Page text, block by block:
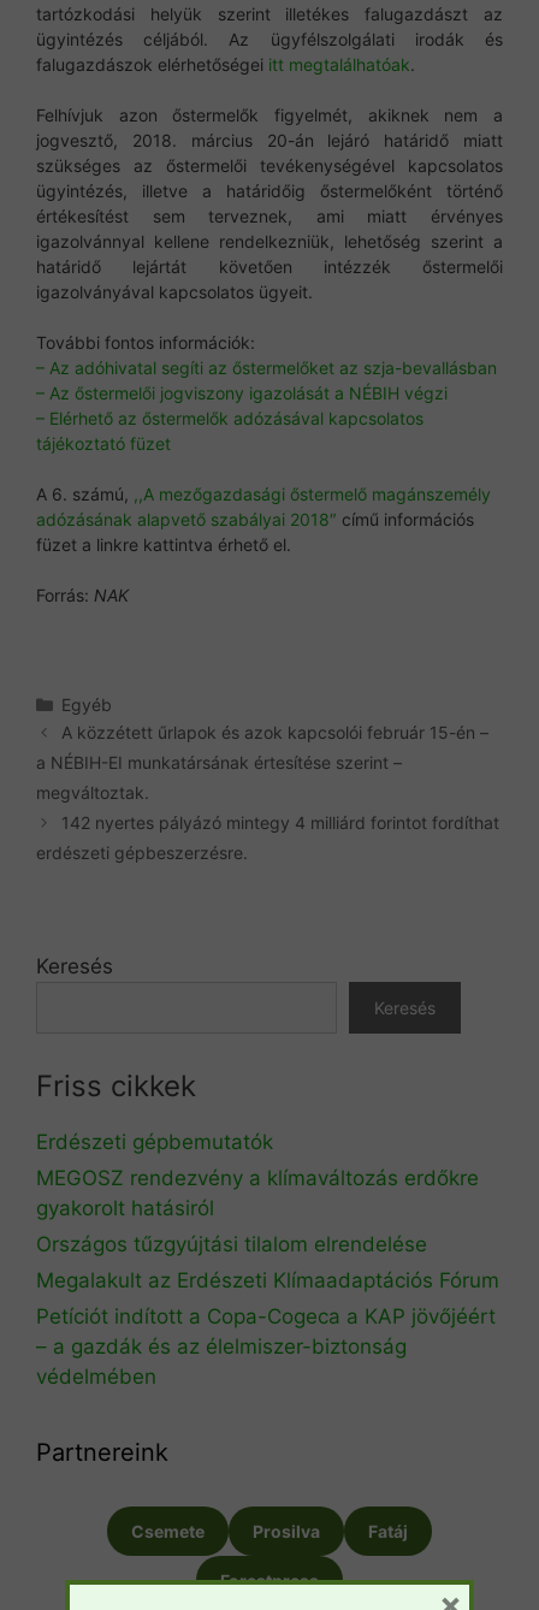
tartózkodási helyük szerint illetékes falugazdászt az
ügyintézés céljából. Az ügyfélszolgálati irodák és
falugazdászok elérhetőségei itt megtalálhatóak.
Felhívjuk azon őstermelők figyelmét, akiknek nem a
jogvesztő, 2018. március 20-án lejáró határidő miatt
szükséges az őstermelői tevékenységével kapcsolatos
ügyintézés, illetve a határidőig őstermelőként történő
értékesítést sem terveznek, ami miatt érvényes
igazolvánnyal kellene rendelkezniük, lehetőség szerint a
határidő lejártát követően intézzék őstermelői
igazolványával kapcsolatos ügyeit.
További fontos információk:
– Az adóhivatal segíti az őstermelőket az szja-bevallásban
– Az őstermelői jogviszony igazolását a NÉBIH végzi
– Elérhető az őstermelők adózásával kapcsolatos
tájékoztató füzet
A 6. számú,
,,A mezőgazdasági őstermelő magánszemély
adózásának alapvető szabályai 2018″ című információs
füzet a linkre kattintva érhető el.
Forrás: NAK
Kategória
Egyéb
A közzétett űrlapok és azok kapcsolói február 15-én –
a NÉBIH-EI munkatársának értesítése szerint –
megváltoztak.
142 nyertes pályázó mintegy 4 milliárd forintot fordíthat
erdészeti gépbeszerzésre.
Keresés
Keresés
Friss cikkek
Erdészeti gépbemutatók
MEGOSZ rendezvény a klímaváltozás erdőkre
gyakorolt hatásiról
Országos tűzgyújtási tilalom elrendelése
Megalakult az Erdészeti Klímaadaptációs Fórum
Petíciót indított a Copa-Cogeca a KAP jövőjéért
– a gazdák és az élelmiszer-biztonság
védelmében
Partnereink
Csemete Prosilva Fatáj
Forestpress